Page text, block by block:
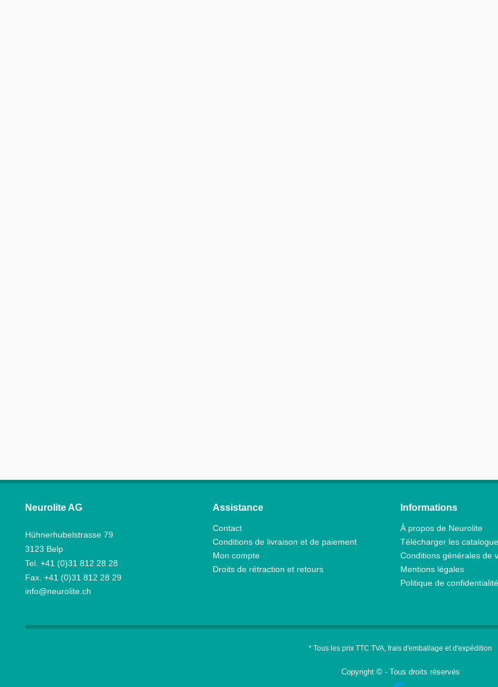
Neurolite AG
Hühnerhubelstrasse 79
3123 Belp
Tel. +41 (0)31 812 28 28
Fax. +41 (0)31 812 28 29
info@neurolite.ch
Assistance
Contact
Conditions de livraison et de paiement
Mon compte
Droits de rétraction et retours
Informations
À propos de Neurolite
Télécharger les
Conditions générales de
Mentions légales
Politique de confidentialité
* Tous les prix TTC TVA, frais d'emballage et d'expédition
Copyright © - Tous droits réservés